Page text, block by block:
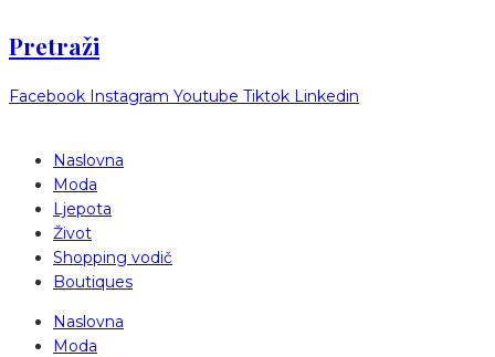
Pretraži
Facebook Instagram Youtube Tiktok Linkedin
Naslovna
Moda
Ljepota
Život
Shopping vodič
Boutiques
Naslovna
Moda